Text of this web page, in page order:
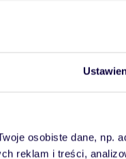
osobiste dane, np.
reklam i treści,
m2, Ruda Śląska,